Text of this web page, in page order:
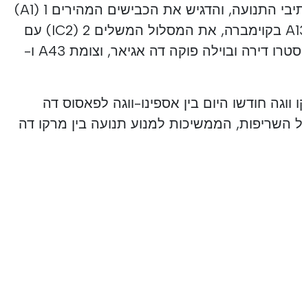
הפקיד סימן גם על סגירת נתיבי התנועה, והדגיש את הכבישים המהירים 1 (A1)
באווירו סול ואסטרג'ה, את A13 בקוימברה, את המסלול המשלים 2 (IC2) עם
צומת A25, את ה- A24 בקסטרו דירה ובוילה פוקה דה אגיאר, וצומת A43 ו-
חודשו היום בין אספינו-ווגה לפאסוס דה
השריפות, הממשיכות למנוע תנועה בין מרקו דה